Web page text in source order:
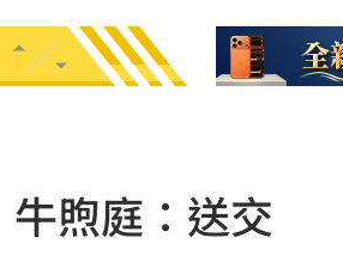
煦庭：送交